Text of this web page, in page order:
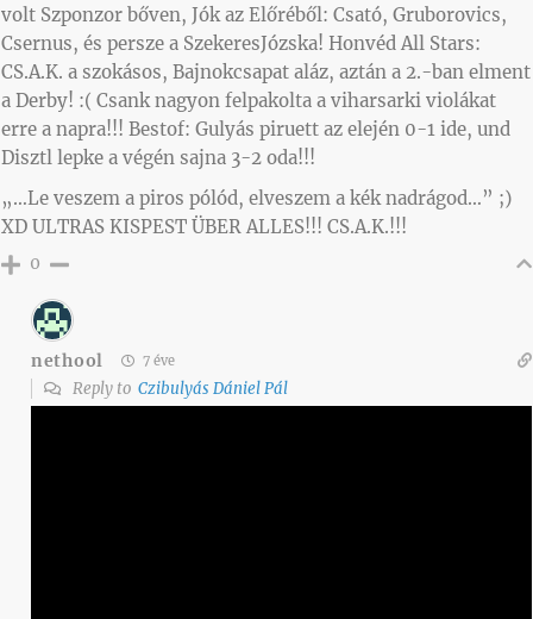
volt Szponzor bőven, Jók az Előréből: Csató, Gruborovics,
Csernus, és persze a SzekeresJózska! Honvéd All Stars:
CS.A.K. a szokásos, Bajnokcsapat aláz, aztán a 2.-ban elment
a Derby! :( Csank nagyon felpakolta a viharsarki violákat
erre a napra!!! Bestof: Gulyás piruett az elején 0-1 ide, und
Disztl lepke a végén sajna 3-2 oda!!!
„…Le veszem a piros pólód, elveszem a kék nadrágod…” ;)
XD ULTRAS KISPEST ÜBER ALLES!!! CS.A.K.!!!
0
nethool 7 éve
Reply to Czibulyás Dániel Pál